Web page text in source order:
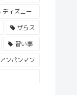
ディズニー
ザらス
習い事
アンパンマン